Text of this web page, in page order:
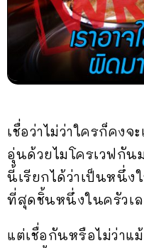
เชื่อว่าไม่ว่าใครก็คง
อุ่นด้วยไมโครเวฟกัน
นี้เรียกได้ว่าเป็นหนึ่ง
ที่สุดชิ้นหนึ่งในครัวเ
แต่เชื่อกันหรือไม่ว่าแ